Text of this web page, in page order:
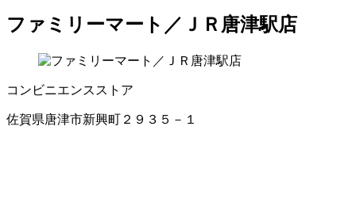
ファミリーマート／ＪＲ唐津駅店
コンビニエンスストア
佐賀県唐津市新興町２９３５－１